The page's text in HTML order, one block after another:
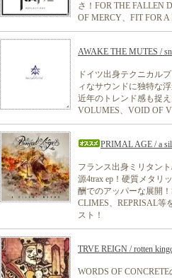
さ！FOR THE FALLEN
OF MERCY、FIT FOR
AWAKE THE MUTES /
ドイツ出身テクニカル
ィなサウンドに独特な
近年のトレンド感も捉
VOLUMES、VOID OF
PRIMAL AGE / a
フランス出身ミリタン
源4trax ep！硬質メタリ
酬でのアッパーな展開
CLIMES、REPRISAL等
スト！
TRVE REIGN / rotten
WORDS OF